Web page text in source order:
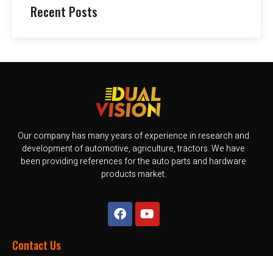
Recent Posts
Our company has many years of experience in research and
development of automotive, agriculture, tractors. We have
been providing references for the auto parts and hardware
products market.
Contact Us